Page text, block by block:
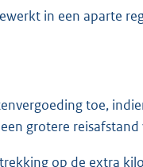
in een aparte
toe,
grotere
op de extra